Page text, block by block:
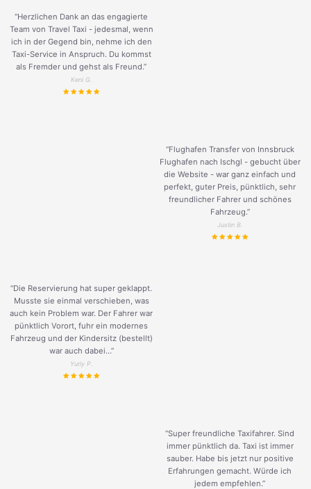
“Herzlichen Dank an das engagierte
Team von Travel Taxi - jedesmal, wenn
ich in der Gegend bin, nehme ich den
Taxi-Service in Anspruch. Du kommst
als Fremder und gehst als Freund.”
Keni G.
“Flughafen Transfer von Innsbruck
Flughafen nach Ischgl - gebucht über
die Website - war ganz einfach und
perfekt, guter Preis, pünktlich, sehr
freundlicher Fahrer und schönes
Fahrzeug.”
Justin B.
“Die Reservierung hat super geklappt.
Musste sie einmal verschieben, was
auch kein Problem war. Der Fahrer war
pünktlich Vorort, fuhr ein modernes
Fahrzeug und der Kindersitz (bestellt)
war auch dabei...”
Yuriy P.
“Super freundliche Taxifahrer. Sind
immer pünktlich da. Taxi ist immer
sauber. Habe bis jetzt nur positive
Erfahrungen gemacht. Würde ich
jedem empfehlen.”